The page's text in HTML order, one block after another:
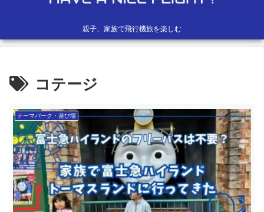
親子、家族で飛行機旅を楽しむ
コテージ
テーマパーク・遊び場